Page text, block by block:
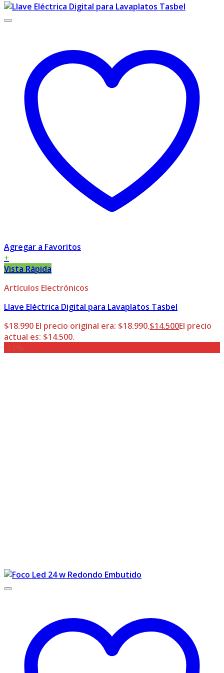
Agregar a Favoritos
+
Vista Rápida
Artículos Electrónicos
Llave Eléctrica Digital para Lavaplatos Tasbel
$18.990 El precio original era: $18.990.$14.500El precio
actual es: $14.500.